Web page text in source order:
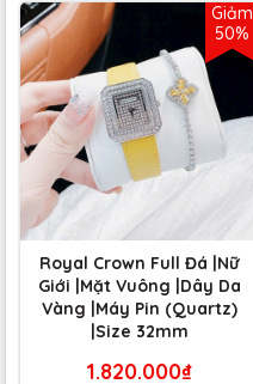
Giảm
50%
Royal Crown Full Đá |Nữ
Giới |Mặt Vuông |Dây Da
Vàng |Máy Pin (Quartz)
|Size 32mm
1.820.000₫